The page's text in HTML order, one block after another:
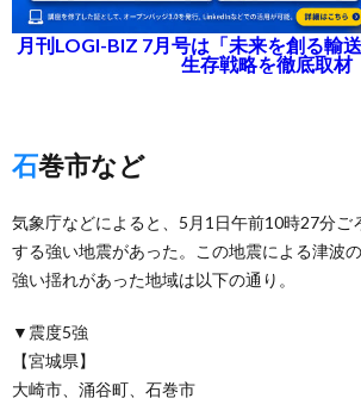
月刊LOGI-BIZ 7月号は「未来を創る輸
生存戦略を徹底取材
石巻市など
気象庁などによると、5月1日午前10時27分ご
する強い地震があった。この地震による津波
強い揺れがあった地域は以下の通り。
▼震度5強
【宮城県】
大崎市、涌谷町、石巻市